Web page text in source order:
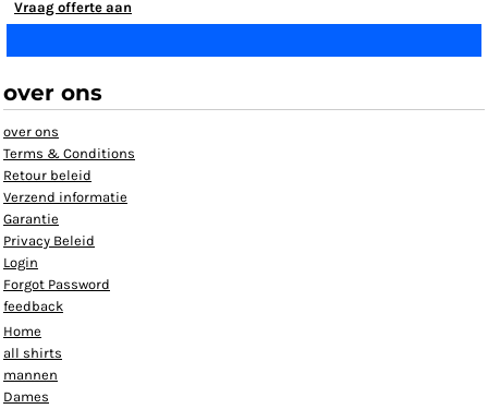
Vraag offerte aan
over ons
over ons
Terms & Conditions
Retour beleid
Verzend informatie
Garantie
Privacy Beleid
Login
Forgot Password
feedback
Home
all shirts
mannen
Dames